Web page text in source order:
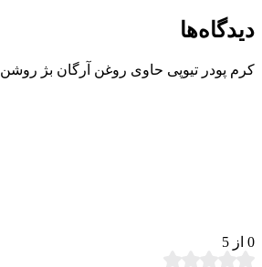
دیدگاه‌ها
کرم پودر تیوپی حاوی روغن آرگان بژ روشن 502 ژرورا
0 از 5